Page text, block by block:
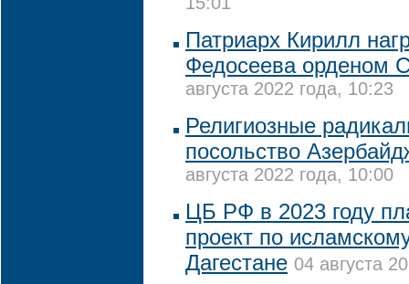
15:01
Патриарх Кирилл
Федосеева орденом
августа 2022 года, 10:23
Религиозные
посольство
августа 2022 года, 10:00
ЦБ РФ в 2023 году
проект по
Дагестане 04 августа